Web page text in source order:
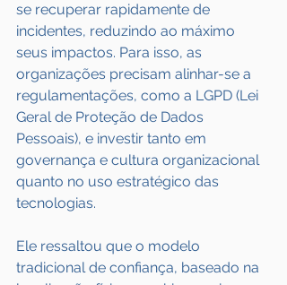
se recuperar rapidamente de
incidentes, reduzindo ao máximo
seus impactos. Para isso, as
organizações precisam alinhar-se a
regulamentações, como a LGPD (Lei
Geral de Proteção de Dados
Pessoais), e investir tanto em
governança e cultura organizacional
quanto no uso estratégico das
tecnologias.
Ele ressaltou que o modelo
tradicional de confiança, baseado na